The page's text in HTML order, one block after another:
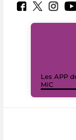
Les APP
MiC